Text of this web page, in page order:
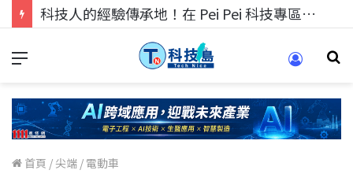
科技人的經驗傳承地！在 Pei Pei 科技專區，與學弟妹交流最硬核的技術
首頁 /尖端 / 電動車